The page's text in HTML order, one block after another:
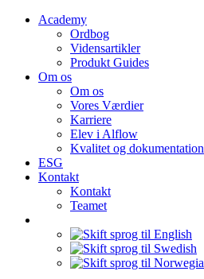
Academy
Ordbog
Vidensartikler
Produkt Guides
Om os
Om os
Vores Værdier
Karriere
Elev i Alflow
Kvalitet og dokumentation
ESG
Kontakt
Kontakt
Teamet